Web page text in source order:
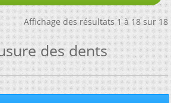
Affichage des résultats 1 à 18 sur 18
des dents